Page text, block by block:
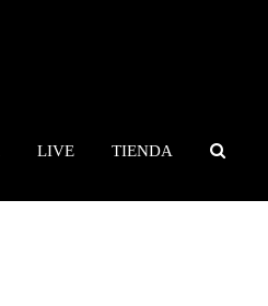
LIVE TIENDA